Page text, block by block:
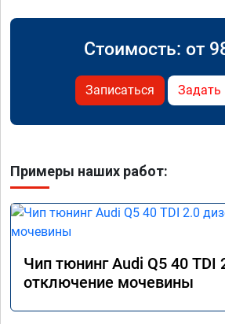
Стоимость: от
Записаться Задать
Примеры наших работ:
Чип тюнинг Audi Q5 40 TDI
отключение мочевины